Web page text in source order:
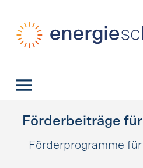
Förderbeiträge für
Förderprogramme